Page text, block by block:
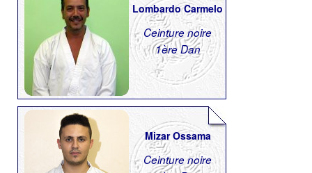
Lombardo Carmelo
Ceinture noire
1ère Dan
Mizar Ossama
Ceinture noire